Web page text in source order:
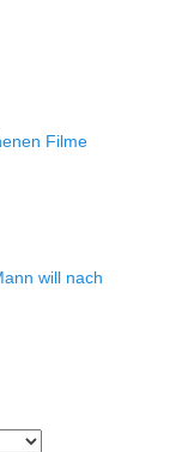
Filme
will nach